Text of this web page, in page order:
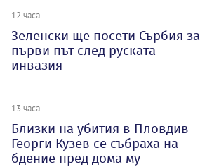
12 часа
Зеленски ще посети Сърбия за
първи път след руската
инвазия
13 часа
Близки на убития в Пловдив
Георги Кузев се събраха на
бдение пред дома му